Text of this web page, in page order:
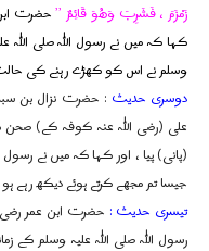
زَمْزَمَ ، فَشَرِبَ وَھُوَ قَائِمٌ ’’حضرت
کہا کہ میں نے رسول اللہ صلی اللہ
وسلم نے اس کو کھڑے رہنے کی
دوسری حدیث : حضرت نزال بن
علی (رضی اللہ عنہ کوفہ کے) صحن
(پانی) پیا ، اور کہا کہ میں نے رسول
جیسا تم مجھے کرتے ہوئے دیکھ رہے
تیسری حدیث : حضرت ابن عمر رضی
رسول اللہ صلی اللہ علیہ وسلم کے